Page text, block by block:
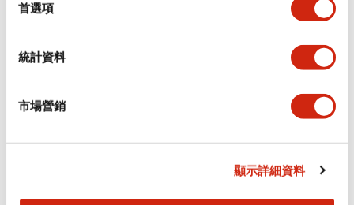
首選項
統計資料
市場營銷
顯示詳細資料
安裝和安裝規範